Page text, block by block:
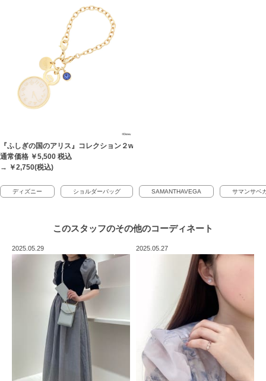
『ふしぎの国のアリス』コレクション２wayバッグチャーム
通常価格 ￥5,500 税込
→ ￥2,750(税込)
ディズニー ショルダーバッグ SAMANTHAVEGA サマンサベ
このスタッフのその他のコーディネート
2025.05.29 2025.05.27